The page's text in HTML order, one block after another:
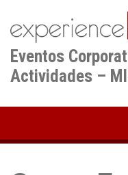
contenido
principal
Eventos
Actividades –